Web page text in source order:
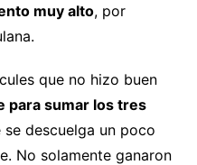
muy alto, por
que no hizo buen
para sumar los tres
descuelga un poco
No solamente ganaron